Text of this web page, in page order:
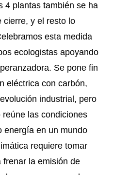
4 plantas también se ha
cierre, y el resto lo
esta medida
ecologistas apoyando
Se pone fin
eléctrica con carbón,
industrial, pero
las condiciones
energía en un mundo
requiere tomar
frenar la emisión de